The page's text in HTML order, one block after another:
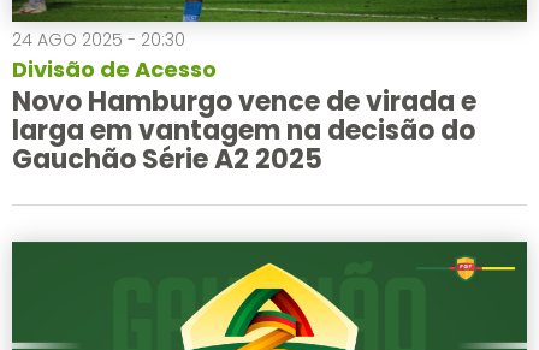
24 AGO 2025 - 20:30
Divisão de Acesso
Novo Hamburgo vence de virada e
larga em vantagem na decisão do
Gauchão Série A2 2025